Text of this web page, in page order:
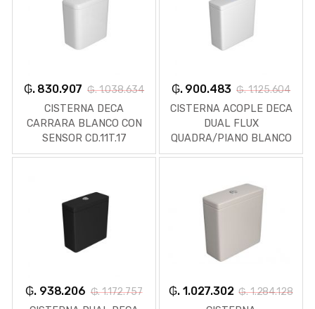
₲. 830.907 ₲. 1.038.634
CISTERNA DECA
CARRARA BLANCO CON
SENSOR CD.11T.17
₲. 900.483 ₲. 1.125.604
CISTERNA ACOPLE DECA
DUAL FLUX
QUADRA/PIANO BLANCO
CD-21F-17
₲. 938.206 ₲. 1.172.757
₲. 1.027.302 ₲. 1.284.128